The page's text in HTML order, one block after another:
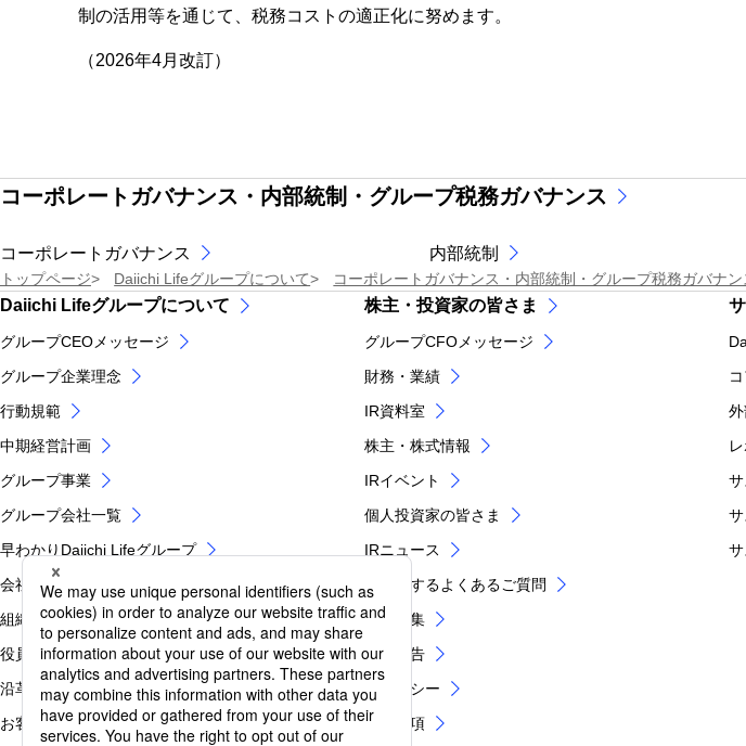
制の活用等を通じて、税務コストの適正化に努めます。
（2026年4月改訂）
コーポレートガバナンス・内部統制・グループ税務ガバナンス
コーポレートガバナンス 内部統制
トップページ Daiichi Lifeグループについて コーポレートガバナンス・内部統制・グループ税務ガバナン
Daiichi Lifeグループについて
グループCEOメッセージ
グループ企業理念
行動規範
中期経営計画
グループ事業
グループ会社一覧
早わかりDaiichi Lifeグループ
会社概要
組織図
役員紹介
沿革
お客さま第一のグループ業務運営方針
株主・投資家の皆さま
グループCFOメッセージ
財務・業績
IR資料室
株主・株式情報
IRイベント
個人投資家の皆さま
IRニュース
IRに関するよくあるご質問
IR用語集
電子公告
IRポリシー
免責事項